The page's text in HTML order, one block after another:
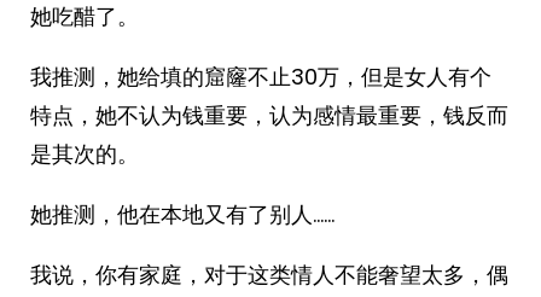
她吃醋了。
我推测，她给填的窟窿不止30万，但是女人有个
特点，她不认为钱重要，认为感情最重要，钱反而
是其次的。
她推测，他在本地又有了别人……
我说，你有家庭，对于这类情人不能奢望太多，偶